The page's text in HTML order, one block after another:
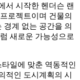
서 시작한 헨더슨 랜
로젝트이며 건물의
계 없는 공간을 의
새로운 가능성으로
일에 맞춘 역동적인
적인 도시계획의 시